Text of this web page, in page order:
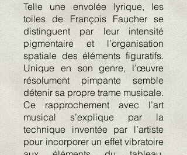
Telle une envolée lyrique, les
toiles de François Faucher se
distinguent par leur intensité
pigmentaire et l’organisation
spatiale des éléments figuratifs.
Unique en son genre, l’œuvre
résolument pimpante semble
détenir sa propre trame musicale.
Ce rapprochement avec l’art
musical s’explique par la
technique inventée par l’artiste
pour incorporer un effet vibratoire